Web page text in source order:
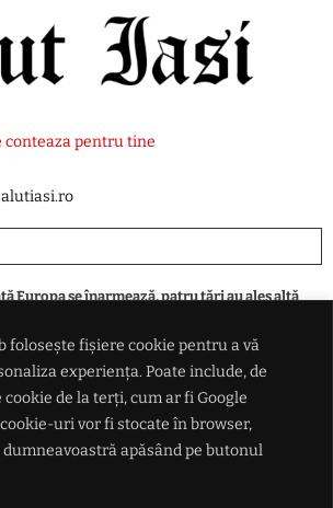
folosește fișiere cookie pentru a vă
experiența. Poate include, de
de la terți, cum ar fi Google
uri vor fi stocate în browser,
apăsând pe butonul
conteaza pentru tine
Europa se înarmează, patru ţări au ales altă
din 12 august, vizibilă și din România. Unde se
oră începe
majoră: virusul Ebola ar fi suferit mutații